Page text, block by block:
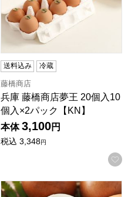
に入りに登録する
送料込み 冷蔵
藤橋商店
兵庫 藤橋商店夢王 20個入10
個入×2パック【KN】
本体 3,100円
税込 3,348円
ール箱入スモッち15個【KN
山形 半澤鶏卵スモッち＆ス